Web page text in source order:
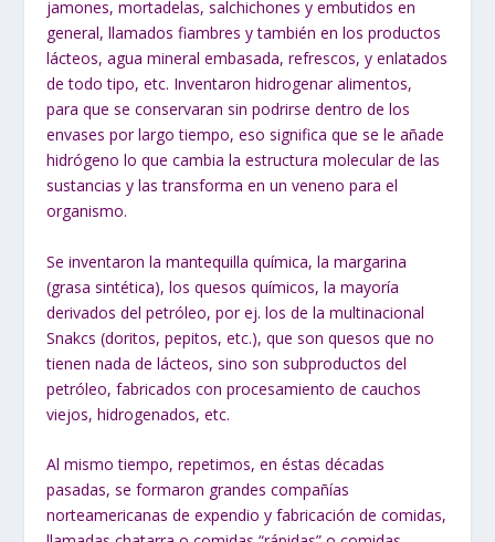
jamones, mortadelas, salchichones y embutidos en
general, llamados fiambres y también en los productos
lácteos, agua mineral embasada, refrescos, y enlatados
de todo tipo, etc. Inventaron hidrogenar alimentos,
para que se conservaran sin podrirse dentro de los
envases por largo tiempo, eso significa que se le añade
hidrógeno lo que cambia la estructura molecular de las
sustancias y las transforma en un veneno para el
organismo.
Se inventaron la mantequilla química, la margarina
(grasa sintética), los quesos químicos, la mayoría
derivados del petróleo, por ej. los de la multinacional
Snakcs (doritos, pepitos, etc.), que son quesos que no
tienen nada de lácteos, sino son subproductos del
petróleo, fabricados con procesamiento de cauchos
viejos, hidrogenados, etc.
Al mismo tiempo, repetimos, en éstas décadas
pasadas, se formaron grandes compañías
norteamericanas de expendio y fabricación de comidas,